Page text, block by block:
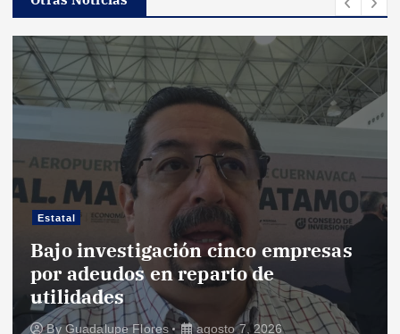
Estatal
Bajo investigación cinco empresas
por adeudos en reparto de
utilidades
ByGuadalupe Flores agosto 7, 2026